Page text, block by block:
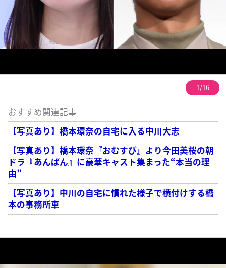
1/16
おすすめ関連記事
【写真あり】橋本環奈の自宅に入る中川大志
【写真あり】橋本環奈『おむすび』より今田美桜の朝
ドラ『あんぱん』に豪華キャスト集まった“本当の理
由”
【写真あり】中川の自宅に慣れた様子で横付けする橋
本の事務所車